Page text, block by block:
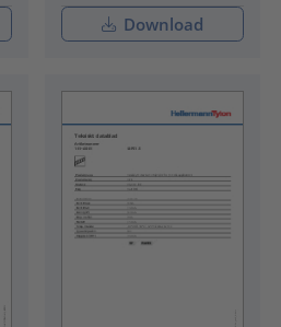
Download